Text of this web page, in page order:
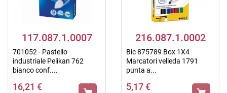
117.087.1.0007
701052 - Pastello
industriale Pelikan 762
bianco conf....
16,21 €
216.087.1.0002
Bic 875789 Box 1X4
Marcatori velleda 1791
punta a...
5,17 €